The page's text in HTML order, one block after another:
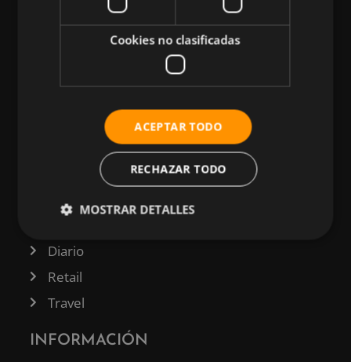
Musculación
Business
Diario
Retail
Travel
INFORMACIÓN
Cookies no clasificadas
ACEPTAR TODO
RECHAZAR TODO
MOSTRAR DETALLES